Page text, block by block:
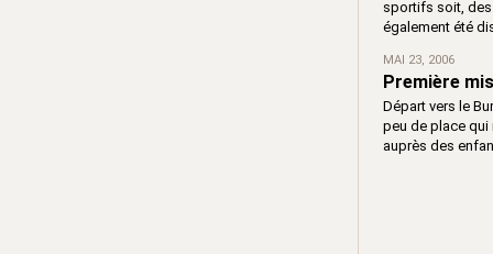
sportifs soit,
également été
MAI 23, 2006
Première
Départ vers le
peu de place qui
auprès des